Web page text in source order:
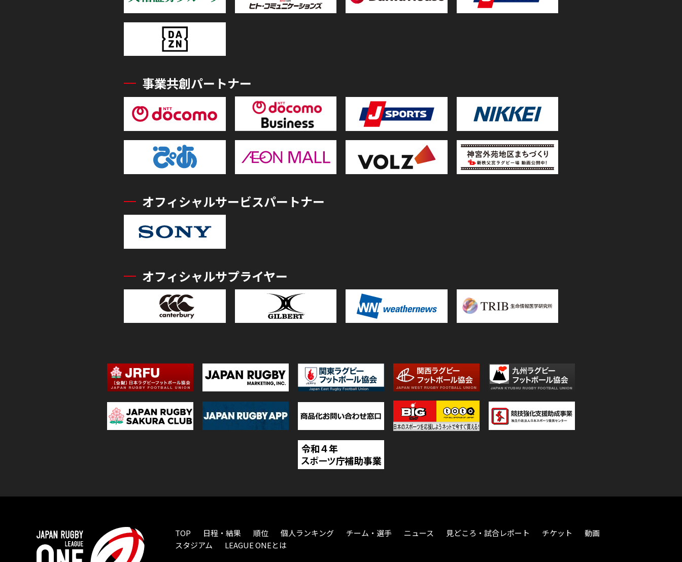
事業共創パートナー
オフィシャルサービスパートナー
オフィシャルサプライヤー
TOP 日程・結果 順位 個人ランキング チーム・選手 ニュース 見どころ・試合レポート チケット
動画
スタジアム
LEAGUE ONEとは